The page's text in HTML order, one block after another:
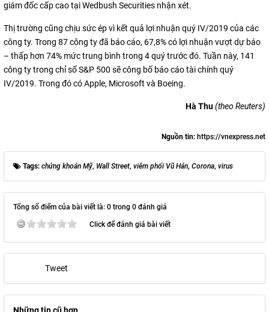
giám đốc cấp cao tại Wedbush Securities nhận xét.
Thị trường cũng chịu sức ép vì kết quả lợi nhuận quý IV/2019 của các
công ty. Trong 87 công ty đã báo cáo, 67,8% có lợi nhuận vượt dự báo
– thấp hơn 74% mức trung bình trong 4 quý trước đó. Tuần này, 141
công ty trong chỉ số S&P 500 sẽ công bố báo cáo tài chính quý
IV/2019. Trong đó có Apple, Microsoft và Boeing.
Hà Thu(theo Reuters)
Nguồn tin: https://vnexpress.net
Tags: chứng khoán Mỹ, Wall Street, viêm phối Vũ Hán, Corona, virus
Tổng số điểm của bài viết là: 0 trong 0 đánh giá
Click để đánh giá bài viết
Tweet